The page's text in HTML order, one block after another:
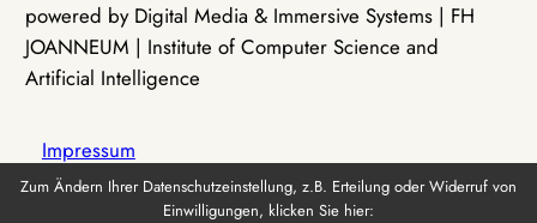
powered by Digital Media & Immersive Systems | FH
JOANNEUM | Institute of Computer Science and
Artificial Intelligence
Impressum
Zum Ändern Ihrer Datenschutzeinstellung, z.B. Erteilung oder Widerruf von
Einwilligungen, klicken Sie hier: